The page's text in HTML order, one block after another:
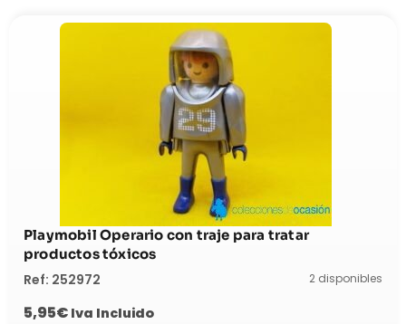
Playmobil Operario con traje para tratar
productos tóxicos
Ref: 252972 2 disponibles
5,95€ Iva Incluido